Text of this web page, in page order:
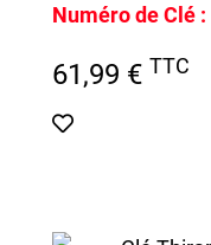
Numéro de Clé :
61,99 € TTC